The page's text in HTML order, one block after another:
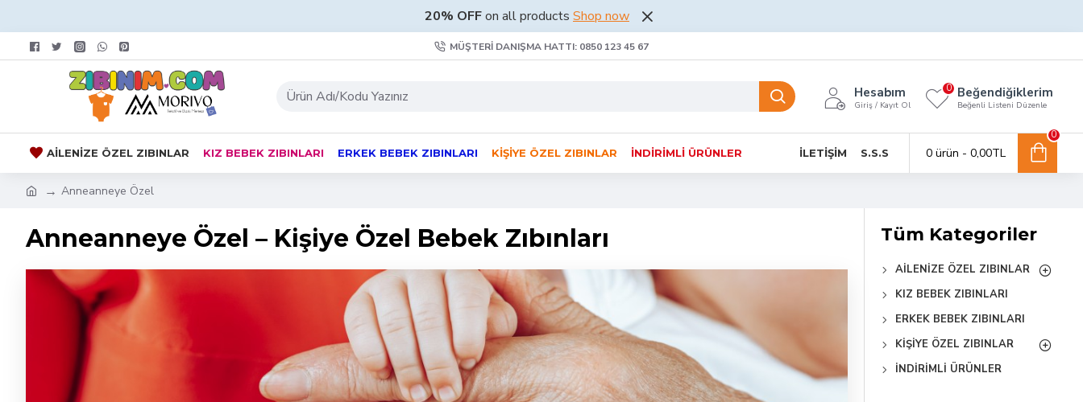
20% OFFon all products Shop now
MÜŞTERI DANIŞMA HATTI: 0850 123 45 67
Hesabım
Giriş / Kayıt Ol
Beğendiğiklerim
Beğenli Listeni Düzenle
0
AILENIZE ÖZEL ZIBINLAR KIZ BEBEK ZIBINLARI ERKEK BEBEK ZIBINLARI KIŞIYE ÖZEL ZIBINLAR İNDIRIMLI ÜRÜNLER İLETIŞIM S.S.S 0 ürün - 0,00TL
0
Anneanneye Özel
Anneanneye Özel – Kişiye Özel Bebek Zıbınları Tüm Kategoriler
AILENIZE ÖZEL ZIBINLAR
KIZ BEBEK ZIBINLARI
ERKEK BEBEK ZIBINLARI
KIŞIYE ÖZEL ZIBINLAR
İNDIRIMLI ÜRÜNLER